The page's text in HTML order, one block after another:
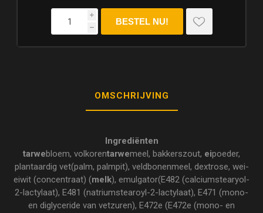
i
h
OMSCHRIJVING
Ingrediënten
tarwebloem, volkorentarwemeel, bakkerszout, eipoeder,
plantaardig vet(palm, palmpit), veldbonenmeel, dextrose, wei-
eiwit (concentraat) (melk), emulgator(E482 (calciumstearyol-
2-lactylaat), E481 (natriumstearoyl-2-lactylaat), E471 (mono-
en diglyceride van vetzuren), E472e (E472e (mono- en